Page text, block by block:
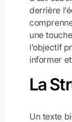
derrière
une
l’objectif
informer
La
Un texte